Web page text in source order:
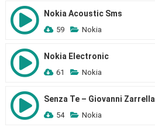
Nokia Acoustic Sms
59 Nokia
Nokia Electronic
61 Nokia
Senza Te – Giovanni Zarrella
54 Nokia